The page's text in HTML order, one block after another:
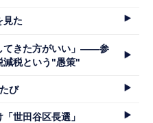
見た
てきた方がいい」――参
減税という"愚策"
び
世田谷区長選」